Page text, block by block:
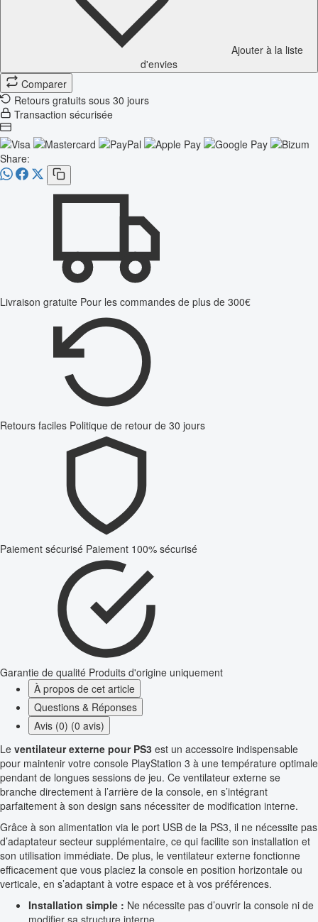
Ajouter à la liste
d'envies
Comparer
Retours gratuits sous 30 jours
Transaction sécurisée
Share:
Livraison gratuite Pour les commandes de plus de 300€
Retours faciles Politique de retour de 30 jours
Paiement sécurisé Paiement 100% sécurisé
Garantie de qualité Produits d'origine uniquement
À propos de cet article
Questions & Réponses
Avis (0) (0 avis)
Le ventilateur externe pour PS3 est un accessoire indispensable
pour maintenir votre console PlayStation 3 à une température optimale
pendant de longues sessions de jeu. Ce ventilateur externe se
branche directement à l’arrière de la console, en s’intégrant
parfaitement à son design sans nécessiter de modification interne.
Grâce à son alimentation via le port USB de la PS3, il ne nécessite pas
d’adaptateur secteur supplémentaire, ce qui facilite son installation et
son utilisation immédiate. De plus, le ventilateur externe fonctionne
efficacement que vous placiez la console en position horizontale ou
verticale, en s’adaptant à votre espace et à vos préférences.
Installation simple : Ne nécessite pas d’ouvrir la console ni de
modifier sa structure interne.